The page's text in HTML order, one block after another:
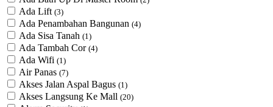
Ada Lift (3)
Ada Penambahan Bangunan (4)
Ada Sisa Tanah (1)
Ada Tambah Cor (4)
Ada Wifi (1)
Air Panas (7)
Akses Jalan Aspal Bagus (1)
Akses Langsung Ke Mall (20)